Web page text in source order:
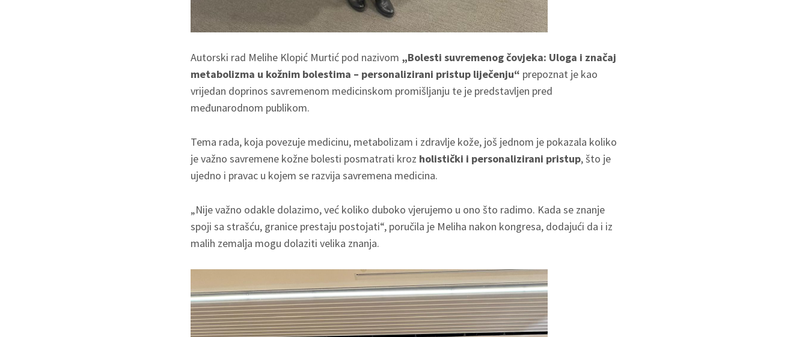
Autorski rad Melihе Klopić Murtić pod nazivom „Bolesti suvremenog čovjeka: Uloga i značaj
metabolizma u kožnim bolestima – personalizirani pristup liječenju“ prepoznat je kao
vrijedan doprinos savremenom medicinskom promišljanju te je predstavljen pred
međunarodnom publikom.
Tema rada, koja povezuje medicinu, metabolizam i zdravlje kože, još jednom je pokazala koliko
je važno savremene kožne bolesti posmatrati kroz holistički i personalizirani pristup, što je
ujedno i pravac u kojem se razvija savremena medicina.
„Nije važno odakle dolazimo, već koliko duboko vjerujemo u ono što radimo. Kada se znanje
spoji sa strašću, granice prestaju postojati“, poručila je Meliha nakon kongresa, dodajući da i iz
malih zemalja mogu dolaziti velika znanja.